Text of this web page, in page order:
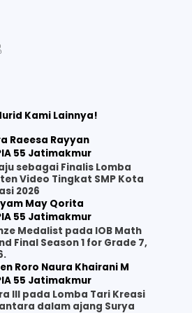
Kami Lainnya!
Raeesa Rayyan
55 Jatimakmur
sebagai Finalis Lomba
Video Tingkat SMP Kota
2026
May Qorita
55 Jatimakmur
Medalist pada IOB Math
Final Season 1 for Grade 7,
Roro Naura Khairani M
55 Jatimakmur
III pada Lomba Tari Kreasi
dalam ajang Surya